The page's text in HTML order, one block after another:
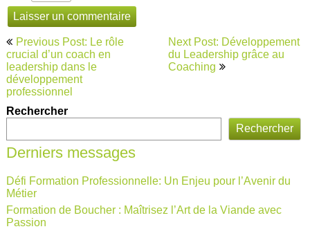
Navigation
de
l’article
Previous Post: Le rôle
crucial d’un coach en
leadership dans le
développement
professionnel
Next Post: Développement
du Leadership grâce au
Coaching
Rechercher
Rechercher
Derniers messages
Défi Formation Professionnelle: Un Enjeu pour l’Avenir du
Métier
Formation de Boucher : Maîtrisez l’Art de la Viande avec
Passion